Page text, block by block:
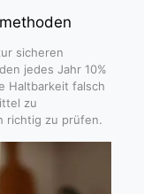
sicheren
jedes Jahr 10%
Haltbarkeit falsch
zu
richtig zu prüfen.